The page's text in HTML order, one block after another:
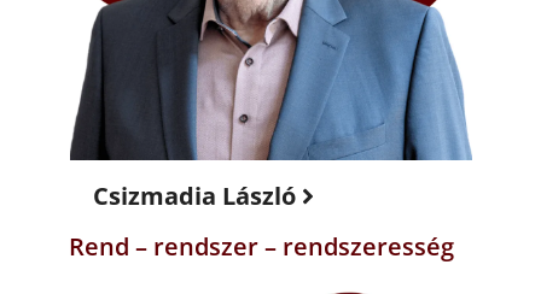
Csizmadia László
Rend – rendszer – rendszeresség